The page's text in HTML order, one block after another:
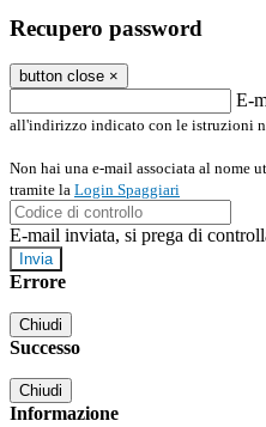
Recupero password
button close ×
E-
all'indirizzo indicato con le istruzioni
Non hai una e-mail associata al nome
tramite la Login Spaggiari
E-mail inviata, si prega di
Errore
Chiudi
Successo
Chiudi
Informazione